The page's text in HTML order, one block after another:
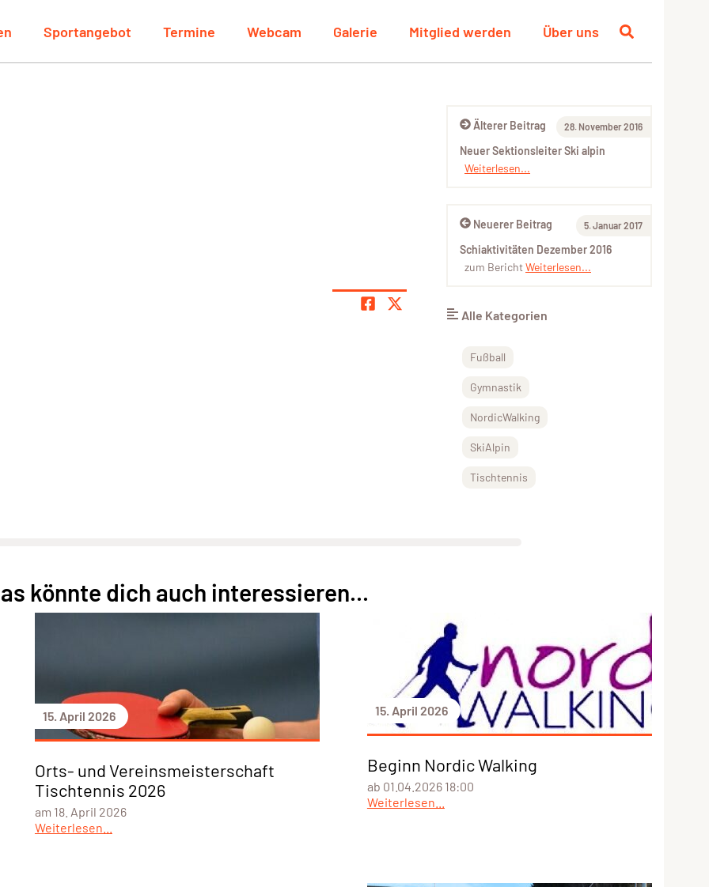
Sportangebot Termine Webcam Galerie Mitglied werden Über uns
Älterer Beitrag 28. November 2016
Neuer Sektionsleiter Ski alpin
Weiterlesen...
Neuerer Beitrag 5. Januar 2017
Schiaktivitäten Dezember 2016
zum BerichtWeiterlesen...
Alle Kategorien
Fußball
Gymnastik
NordicWalking
SkiAlpin
Tischtennis
könnte dich auch interessieren...
15. April 2026
Orts- und Vereinsmeisterschaft
Tischtennis 2026
am 18. April 2026
Weiterlesen...
15. April 2026
Beginn Nordic Walking
ab 01.04.2026 18:00
Weiterlesen...